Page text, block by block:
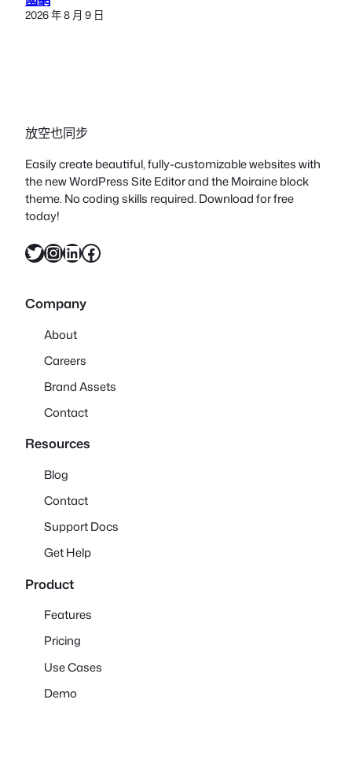
2026 年 8 月 9 日
放空也同步
Easily create beautiful, fully-customizable websites with
the new WordPress Site Editor and the Moiraine block
theme. No coding skills required. Download for free
today!
X InstagramLinkedIn Facebook
Company
About
Careers
Brand Assets
Contact
Resources
Blog
Contact
Support Docs
Get Help
Product
Features
Pricing
Use Cases
Demo